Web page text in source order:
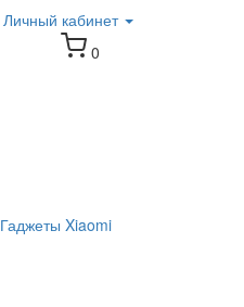
Личный кабинет
0
Гаджеты Xiaomi